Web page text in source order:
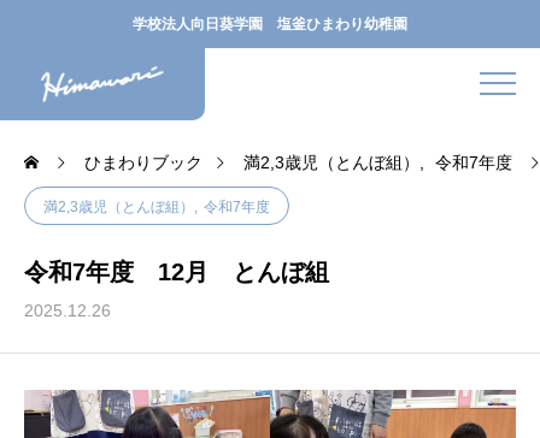
学校法人向日葵学園 塩釜ひまわり幼稚園
ひまわりブック 満2,3歳児（とんぼ組） 令和7年度
満2,3歳児（とんぼ組） 令和7年度
令和7年度 12月 とんぼ組
2025.12.26